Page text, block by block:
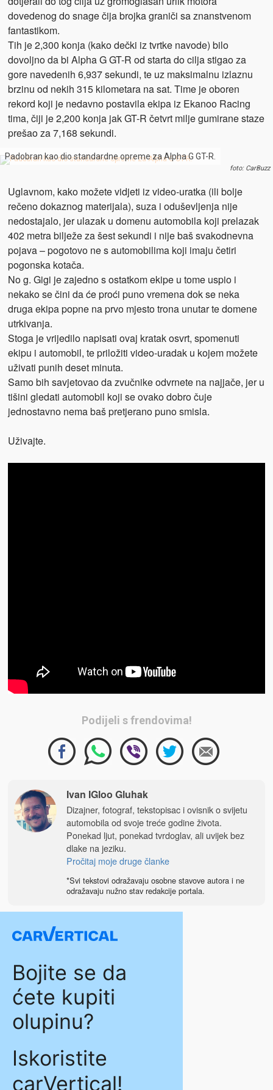
dovedenog do snage čija brojka graniči sa znanstvenom
fantastikom.
Tih je 2,300 konja (kako dečki iz tvrtke navode) bilo
dovoljno da bi Alpha G GT-R od starta do cilja stigao za
gore navedenih 6,937 sekundi, te uz maksimalnu izlaznu
brzinu od nekih 315 kilometara na sat. Time je oboren
rekord koji je nedavno postavila ekipa iz Ekanoo Racing
tima, čiji je 2,200 konja jak GT-R četvrt milje gumirane staze
prešao za 7,168 sekundi.
Padobran kao dio standardne opreme za Alpha G GT-R.
foto: CarBuzz
Uglavnom, kako možete vidjeti iz video-uratka (ili bolje
rečeno dokaznog materijala), suza i oduševljenja nije
nedostajalo, jer ulazak u domenu automobila koji prelazak
402 metra bilježe za šest sekundi i nije baš svakodnevna
pojava – pogotovo ne s automobilima koji imaju četiri
pogonska kotača.
No g. Gigi je zajedno s ostatkom ekipe u tome uspio i
nekako se čini da će proći puno vremena dok se neka
druga ekipa popne na prvo mjesto trona unutar te domene
utrkivanja.
Stoga je vrijedilo napisati ovaj kratak osvrt, spomenuti
ekipu i automobil, te priložiti video-uradak u kojem možete
uživati punih deset minuta.
Samo bih savjetovao da zvučnike odvrnete na najjače, jer u
tišini gledati automobil koji se ovako dobro čuje
jednostavno nema baš pretjerano puno smisla.
Uživajte.
Podijeli s frendovima!
Ivan IGloo Gluhak
Dizajner, fotograf, tekstopisac i ovisnik o svijetu
automobila od svoje treće godine života.
Ponekad ljut, ponekad tvrdoglav, ali uvijek bez
dlake na jeziku.
Pročitaj moje druge članke
*Svi tekstovi odražavaju osobne stavove autora i ne
odražavaju nužno stav redakcije portala.